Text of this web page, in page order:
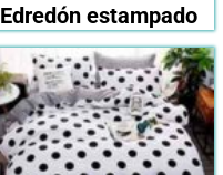
Edredón estampado